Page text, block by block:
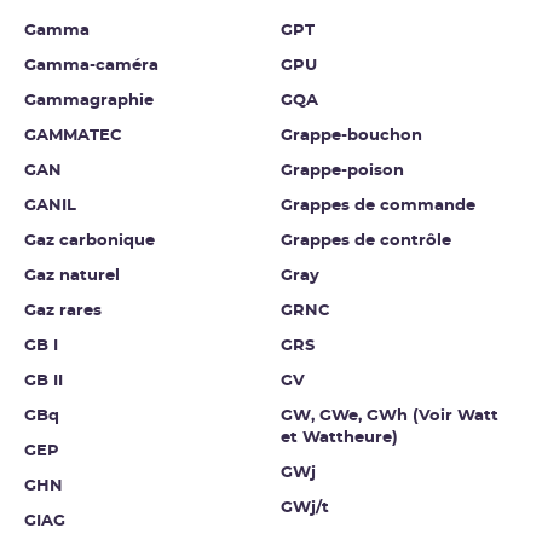
Gamma
Gamma-caméra
Gammagraphie
GAMMATEC
GAN
GANIL
Gaz carbonique
Gaz naturel
Gaz rares
GB I
GB II
GBq
GEP
GHN
GIAG
GPT
GPU
GQA
Grappe-bouchon
Grappe-poison
Grappes de commande
Grappes de contrôle
Gray
GRNC
GRS
GV
GW, GWe, GWh (Voir Watt
et Wattheure)
GWj
GWj/t